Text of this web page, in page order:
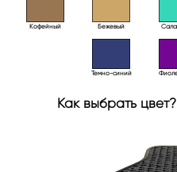
Кофейный Бежевый
Темно-синий
Как выбрать